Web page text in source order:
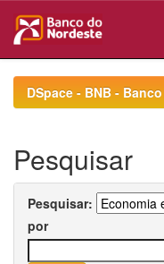
navigationDSpace - BNB -
Pesquisar
Pesquisar:
por